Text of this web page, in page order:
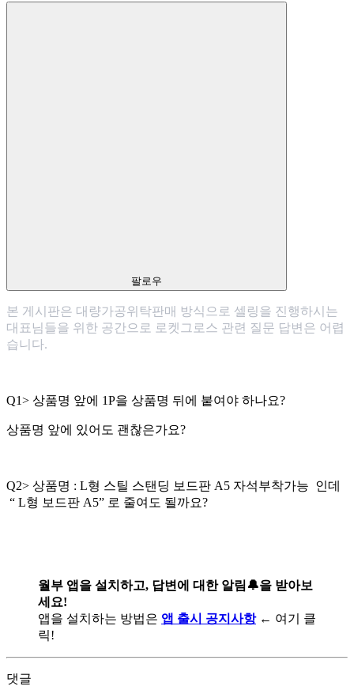
팔로우
본 게시판은 대량가공위탁판매 방식으로 셀링을 진행하시는
대표님들을 위한 공간으로 로켓그로스 관련 질문 답변은 어렵
습니다.
Q1> 상품명 앞에 1P을 상품명 뒤에 붙여야 하나요?
상품명 앞에 있어도 괜찮은가요?
Q2> 상품명 : L형 스틸 스탠딩 보드판 A5 자석부착가능 인데
“ L형 보드판 A5” 로 줄여도 될까요?
월부 앱을 설치하고, 답변에 대한 알림🔔을 받아보
세요!
앱을 설치하는 방법은 앱 출시 공지사항← 여기 클
릭!
댓글